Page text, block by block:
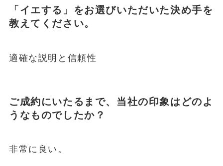
「イエする」をお選びいただいた決め手を
教えてください。
適確な説明と信頼性
ご成約にいたるまで、当社の印象はどのよ
うなものでしたか？
非常に良い。